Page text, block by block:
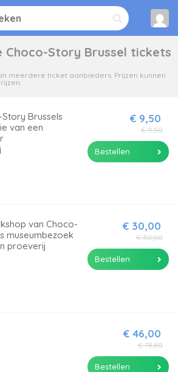
Choco-Story Brussel tickets
meerdere ticket aanbieders. Prijzen kunnen
Brussels
van een
€ 9,50
€ 9,50
Bestellen
van Choco-
museumbezoek
proeverij
€ 30,00
€ 30,00
Bestellen
€ 46,00
€ 78,80
Bestellen